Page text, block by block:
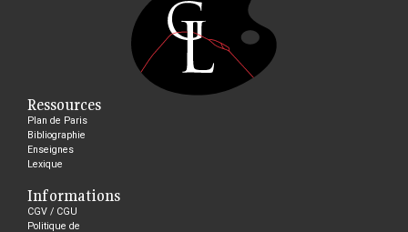
Ressources
Plan de Paris
Bibliographie
Enseignes
Lexique
Informations
CGV / CGU
Politique de